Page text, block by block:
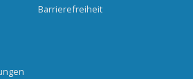
Barrierefreiheit